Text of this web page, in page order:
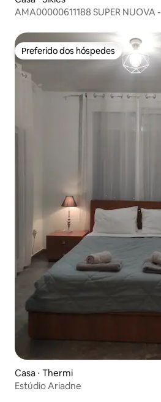
AMA00000611188 SUPER
Preferido dos hóspedes
Preferido dos hóspedes
Casa ⋅ Thermi
Estúdio Ariadne